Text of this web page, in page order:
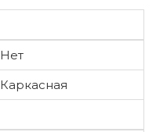
Нет
Каркасная